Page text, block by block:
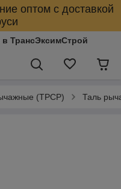
оптом с доставкой
ТрансЭксимСтрой
(ТРСР) Таль